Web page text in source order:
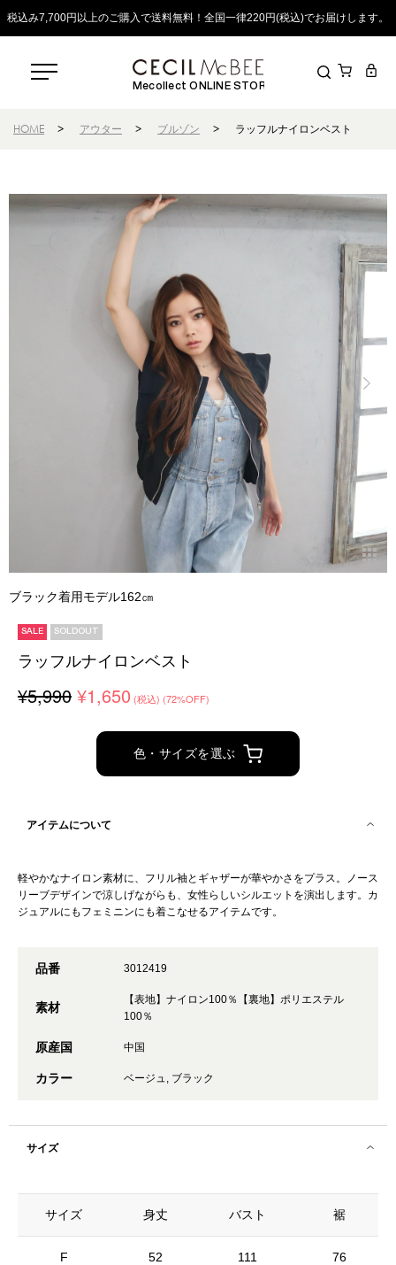
税込み7,700円以上のご購入で送料無料！全国一律220円(税込)でお届けします。
Mecollect ONLINE STORE
HOME > アウター > ブルゾン > ラッフルナイロンベスト
ブラック着用モデル162㎝
SALE SOLDOUT
ラッフルナイロンベスト
¥5,990 ¥1,650 (税込) (72%OFF)
色・サイズを選ぶ
アイテムについて
軽やかなナイロン素材に、フリル袖とギャザーが華やかさをプラス。ノース
リーブデザインで涼しげながらも、女性らしいシルエットを演出します。カ
ジュアルにもフェミニンにも着こなせるアイテムです。
品番 3012419
素材
【表地】ナイロン100％【裏地】ポリエステル
100％
原産国 中国
カラー ベージュ, ブラック
サイズ
サイズ
F
身丈 バスト 裾
52 111 76